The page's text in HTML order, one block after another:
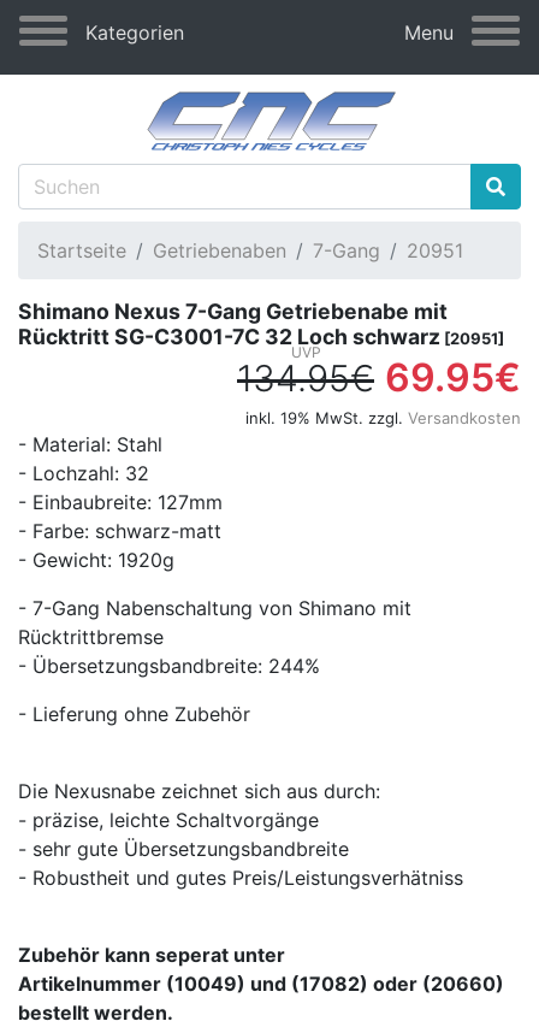
Kategorien Menu
Startseite Getriebenaben 7-Gang 20951
Shimano Nexus 7-Gang Getriebenabe mit
Rücktritt SG-C3001-7C 32 Loch schwarz [20951]
134.95€ 69.95€
inkl. 19% MwSt. zzgl. Versandkosten
- Material: Stahl
- Lochzahl: 32
- Einbaubreite: 127mm
- Farbe: schwarz-matt
- Gewicht: 1920g
- 7-Gang Nabenschaltung von Shimano mit
Rücktrittbremse
- Übersetzungsbandbreite: 244%
- Lieferung ohne Zubehör
Die Nexusnabe zeichnet sich aus durch:
- präzise, leichte Schaltvorgänge
- sehr gute Übersetzungsbandbreite
- Robustheit und gutes Preis/Leistungsverhätniss
Zubehör kann seperat unter
Artikelnummer (10049) und (17082) oder (20660)
bestellt werden.